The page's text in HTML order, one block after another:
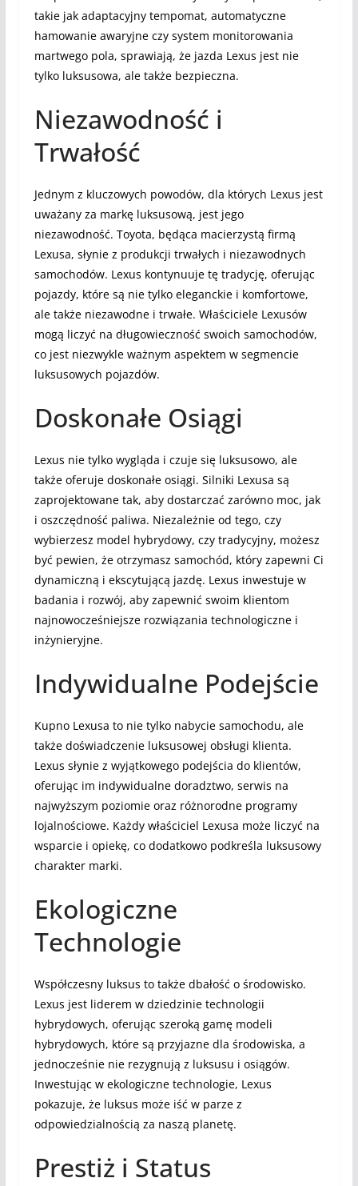
takie jak adaptacyjny tempomat, automatyczne
hamowanie awaryjne czy system monitorowania
martwego pola, sprawiają, że jazda Lexus jest nie
tylko luksusowa, ale także bezpieczna.
Niezawodność i
Trwałość
Jednym z kluczowych powodów, dla których Lexus jest
uważany za markę luksusową, jest jego
niezawodność. Toyota, będąca macierzystą firmą
Lexusa, słynie z produkcji trwałych i niezawodnych
samochodów. Lexus kontynuuje tę tradycję, oferując
pojazdy, które są nie tylko eleganckie i komfortowe,
ale także niezawodne i trwałe. Właściciele Lexusów
mogą liczyć na długowieczność swoich samochodów,
co jest niezwykle ważnym aspektem w segmencie
luksusowych pojazdów.
Doskonałe Osiągi
Lexus nie tylko wygląda i czuje się luksusowo, ale
także oferuje doskonałe osiągi. Silniki Lexusa są
zaprojektowane tak, aby dostarczać zarówno moc, jak
i oszczędność paliwa. Niezależnie od tego, czy
wybierzesz model hybrydowy, czy tradycyjny, możesz
być pewien, że otrzymasz samochód, który zapewni Ci
dynamiczną i ekscytującą jazdę. Lexus inwestuje w
badania i rozwój, aby zapewnić swoim klientom
najnowocześniejsze rozwiązania technologiczne i
inżynieryjne.
Indywidualne Podejście
Kupno Lexusa to nie tylko nabycie samochodu, ale
także doświadczenie luksusowej obsługi klienta.
Lexus słynie z wyjątkowego podejścia do klientów,
oferując im indywidualne doradztwo, serwis na
najwyższym poziomie oraz różnorodne programy
lojalnościowe. Każdy właściciel Lexusa może liczyć na
wsparcie i opiekę, co dodatkowo podkreśla luksusowy
charakter marki.
Ekologiczne
Technologie
Współczesny luksus to także dbałość o środowisko.
Lexus jest liderem w dziedzinie technologii
hybrydowych, oferując szeroką gamę modeli
hybrydowych, które są przyjazne dla środowiska, a
jednocześnie nie rezygnują z luksusu i osiągów.
Inwestując w ekologiczne technologie, Lexus
pokazuje, że luksus może iść w parze z
odpowiedzialnością za naszą planetę.
Prestiż i Status